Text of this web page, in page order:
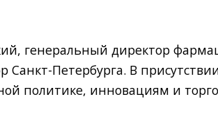
генеральный директор
Санкт-Петербурга. В
политике, инновациям и